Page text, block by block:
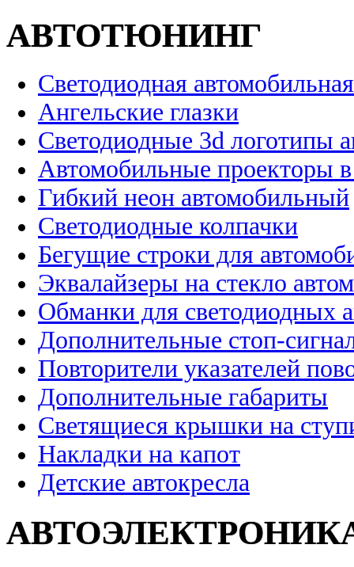
АВТОТЮНИНГ
Светодиодная
Ангельские глазки
Светодиодные 3d логотипы
Автомобильные проекторы
Гибкий неон автомобильный
Светодиодные колпачки
Бегущие строки для
Эквалайзеры на стекло
Обманки для светодиодных
Дополнительные стоп-
Повторители указателей
Дополнительные габариты
Светящиеся крышки на
Накладки на капот
Детские автокресла